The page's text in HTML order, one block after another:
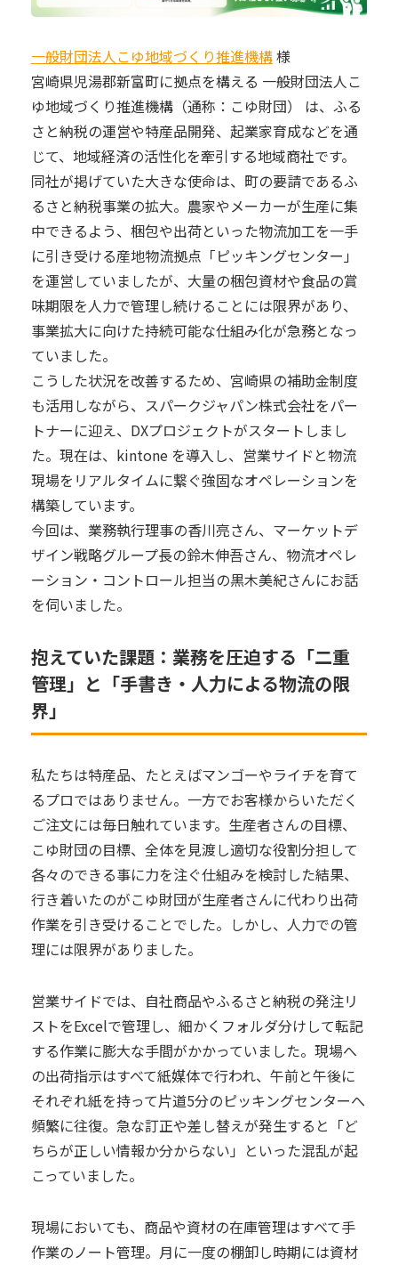
一般財団法人こゆ地域づくり推進機構様
宮崎県児湯郡新富町に拠点を構える 一般財団法人こ
ゆ地域づくり推進機構（通称：こゆ財団） は、ふる
さと納税の運営や特産品開発、起業家育成などを通
じて、地域経済の活性化を牽引する地域商社です。
同社が掲げていた大きな使命は、町の要請であるふ
るさと納税事業の拡大。農家やメーカーが生産に集
中できるよう、梱包や出荷といった物流加工を一手
に引き受ける産地物流拠点「ピッキングセンター」
を運営していましたが、大量の梱包資材や食品の賞
味期限を人力で管理し続けることには限界があり、
事業拡大に向けた持続可能な仕組み化が急務となっ
ていました。
こうした状況を改善するため、宮崎県の補助金制度
も活用しながら、スパークジャパン株式会社をパー
トナーに迎え、DXプロジェクトがスタートしまし
た。現在は、kintone を導入し、営業サイドと物流
現場をリアルタイムに繋ぐ強固なオペレーションを
構築しています。
今回は、業務執行理事の香川亮さん、マーケットデ
ザイン戦略グループ長の鈴木伸吾さん、物流オペレ
ーション・コントロール担当の黒木美紀さんにお話
を伺いました。
抱えていた課題：業務を圧迫する「二重
管理」と「手書き・人力による物流の限
界」
私たちは特産品、たとえばマンゴーやライチを育て
るプロではありません。一方でお客様からいただく
ご注文には毎日触れています。生産者さんの目標、
こゆ財団の目標、全体を見渡し適切な役割分担して
各々のできる事に力を注ぐ仕組みを検討した結果、
行き着いたのがこゆ財団が生産者さんに代わり出荷
作業を引き受けることでした。しかし、人力での管
理には限界がありました。
営業サイドでは、自社商品やふるさと納税の発注リ
ストをExcelで管理し、細かくフォルダ分けして転記
する作業に膨大な手間がかかっていました。現場へ
の出荷指示はすべて紙媒体で行われ、午前と午後に
それぞれ紙を持って片道5分のピッキングセンターへ
頻繁に往復。急な訂正や差し替えが発生すると「ど
ちらが正しい情報か分からない」といった混乱が起
こっていました。
現場においても、商品や資材の在庫管理はすべて手
作業のノート管理。月に一度の棚卸し時期には資材